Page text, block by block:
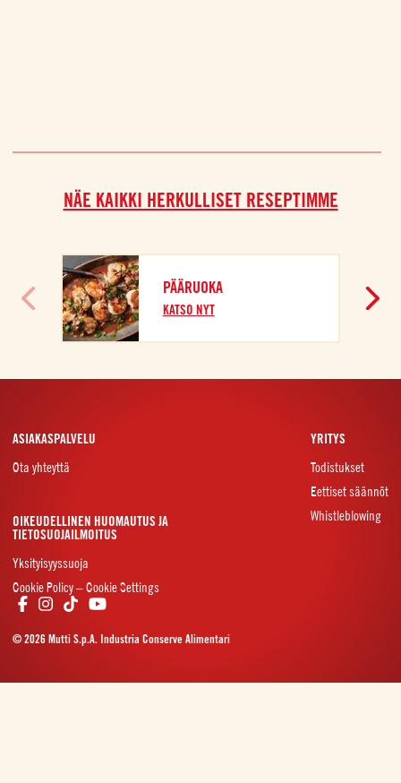
NÄE KAIKKI HERKULLISET RESEPTIMME
PÄÄRUOKA
KATSO NYT
ASIAKASPALVELU
Ota yhteyttä
YRITYS
Todistukset
Eettiset säännöt
Whistleblowing
OIKEUDELLINEN HUOMAUTUS JA
TIETOSUOJAILMOITUS
Yksityisyyssuoja
Cookie Policy – Cookie Settings
© 2026 Mutti S.p.A. Industria Conserve Alimentari